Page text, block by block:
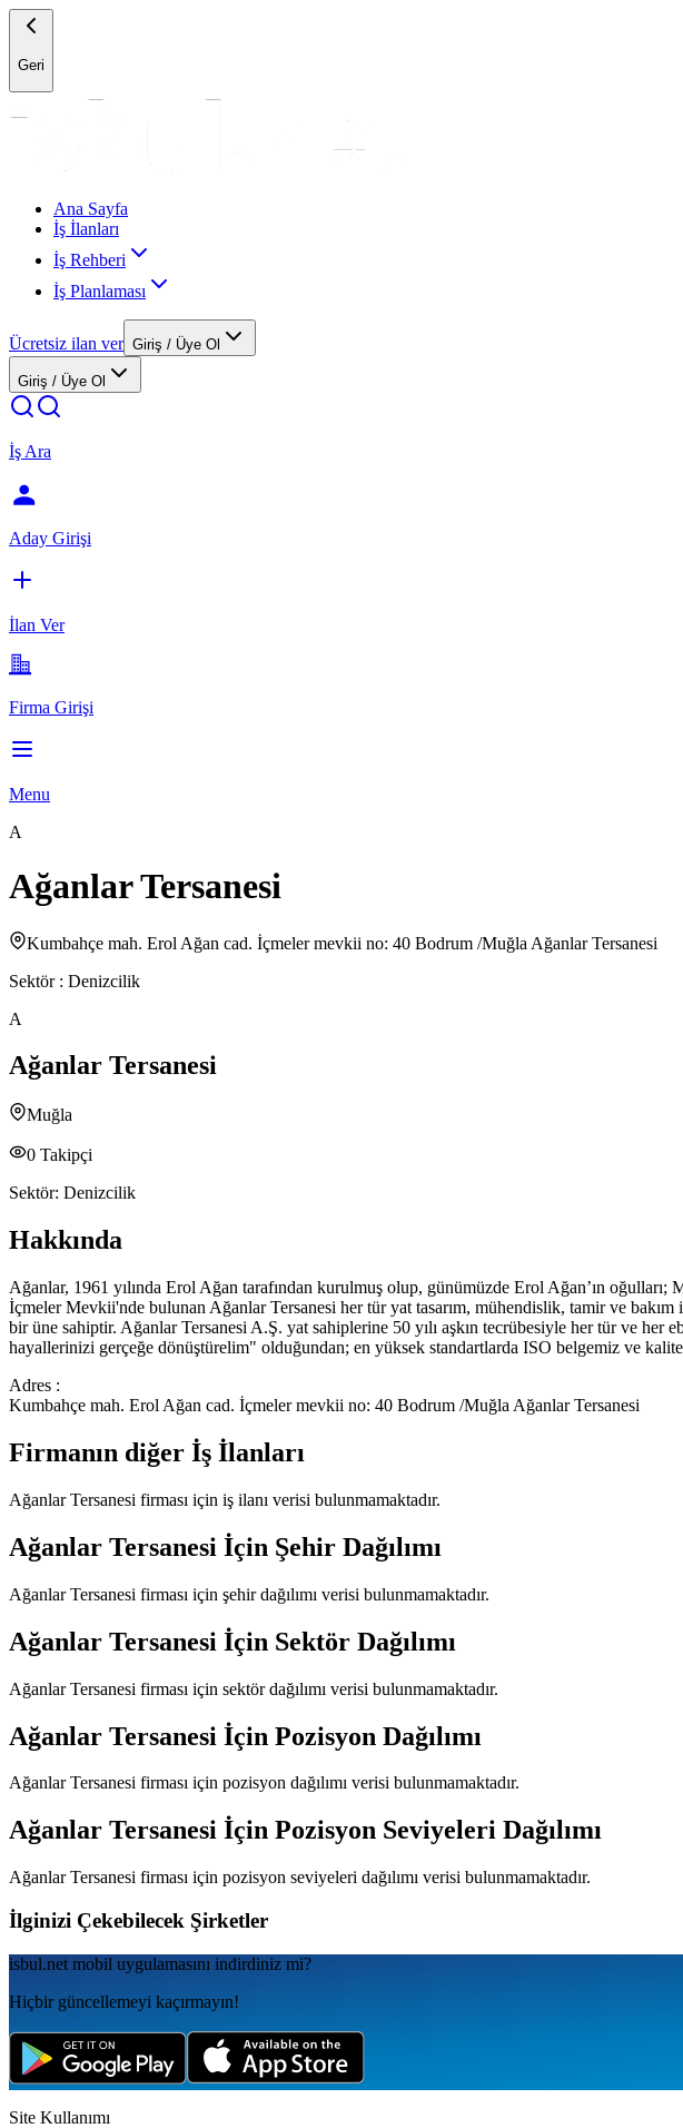
Geri
Ana Sayfa
İş İlanları
İş Rehberi
İş Planlaması
Ücretsiz ilan ver Giriş / Üye Ol
Giriş / Üye Ol
İş Ara
Aday Girişi
İlan Ver
Firma Girişi
Menu
A
Ağanlar Tersanesi
Kumbahçe mah. Erol Ağan cad. İçmeler mevkii no: 40 Bodrum /Muğla Ağanlar Tersanesi
Sektör : Denizcilik
A
Ağanlar Tersanesi
Muğla
0 Takipçi
Sektör: Denizcilik
Hakkında
Ağanlar, 1961 yılında Erol Ağan tarafından kurulmuş olup, günümüzde Erol Ağan’ın
İçmeler Mevkii'nde bulunan Ağanlar Tersanesi her tür yat tasarım, mühendislik, tamir ve
bir üne sahiptir. Ağanlar Tersanesi A.Ş. yat sahiplerine 50 yılı aşkın tecrübesiyle her tür ve
hayallerinizi gerçeğe dönüştürelim" olduğundan; en yüksek standartlarda ISO belgemiz ve
Adres :
Kumbahçe mah. Erol Ağan cad. İçmeler mevkii no: 40 Bodrum /Muğla Ağanlar Tersanesi
Firmanın diğer İş İlanları
Ağanlar Tersanesi firması için iş ilanı verisi bulunmamaktadır.
Ağanlar Tersanesi İçin Şehir Dağılımı
Ağanlar Tersanesi firması için şehir dağılımı verisi bulunmamaktadır.
Ağanlar Tersanesi İçin Sektör Dağılımı
Ağanlar Tersanesi firması için sektör dağılımı verisi bulunmamaktadır.
Ağanlar Tersanesi İçin Pozisyon Dağılımı
Ağanlar Tersanesi firması için pozisyon dağılımı verisi bulunmamaktadır.
Ağanlar Tersanesi İçin Pozisyon Seviyeleri Dağılımı
Ağanlar Tersanesi firması için pozisyon seviyeleri dağılımı verisi bulunmamaktadır.
İlginizi Çekebilecek Şirketler
isbul.net mobil uygulamаsını indirdiniz mi?
Hiçbir güncellemeyi kaçırmayın!
Site Kullanımı